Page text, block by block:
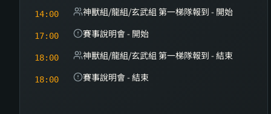
14:00 神獸組/龍組/玄武組 第一梯隊報到 - 開始
17:00 賽事說明會 - 開始
18:00 神獸組/龍組/玄武組 第一梯隊報到 - 結束
18:00 賽事說明會 - 結束